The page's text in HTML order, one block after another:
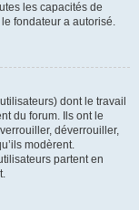
les capacités de
fondateur a autorisé.
dont le travail
du forum. Ils ont le
déverrouiller,
modèrent.
partent en